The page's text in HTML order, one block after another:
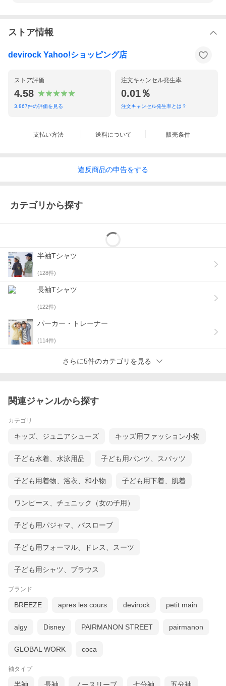
ストア情報
devirock Yahoo!ショッピング店
ストア評価
4.58
3,867件の評価を見る
注文キャンセル発生率
0.01％
注文キャンセル発生率とは？
支払い方法 送料について 販売条件
違反商品の申告をする
カテゴリから探す
半袖Tシャツ
(128件)
長袖Tシャツ
(122件)
パーカー・トレーナー
(114件)
さらに5件のカテゴリを見る
関連ジャンルから探す
カテゴリ
キッズ、ジュニアシューズ キッズ用ファッション小物
子ども水着、水泳用品 子ども用パンツ、スパッツ
子ども用着物、浴衣、和小物 子ども用下着、肌着
ワンピース、チュニック（女の子用）
子ども用パジャマ、バスローブ
子ども用フォーマル、ドレス、スーツ
子ども用シャツ、ブラウス
ブランド
BREEZE apres les cours devirock petit main
algy Disney PAIRMANON STREET pairmanon
GLOBAL WORK coca
袖タイプ